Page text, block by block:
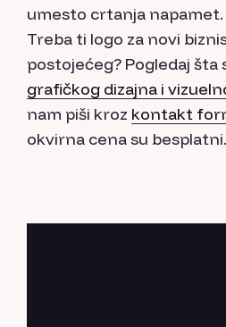
umesto crtanja napamet.
Treba ti logo za novi
postojećeg? Pogledaj šta
grafičkog dizajna i
nam piši kroz kontakt
okvirna cena su besplatni.